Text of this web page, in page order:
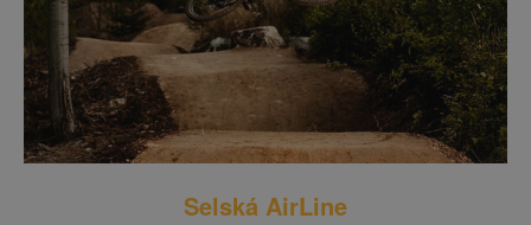
Selská AirLine